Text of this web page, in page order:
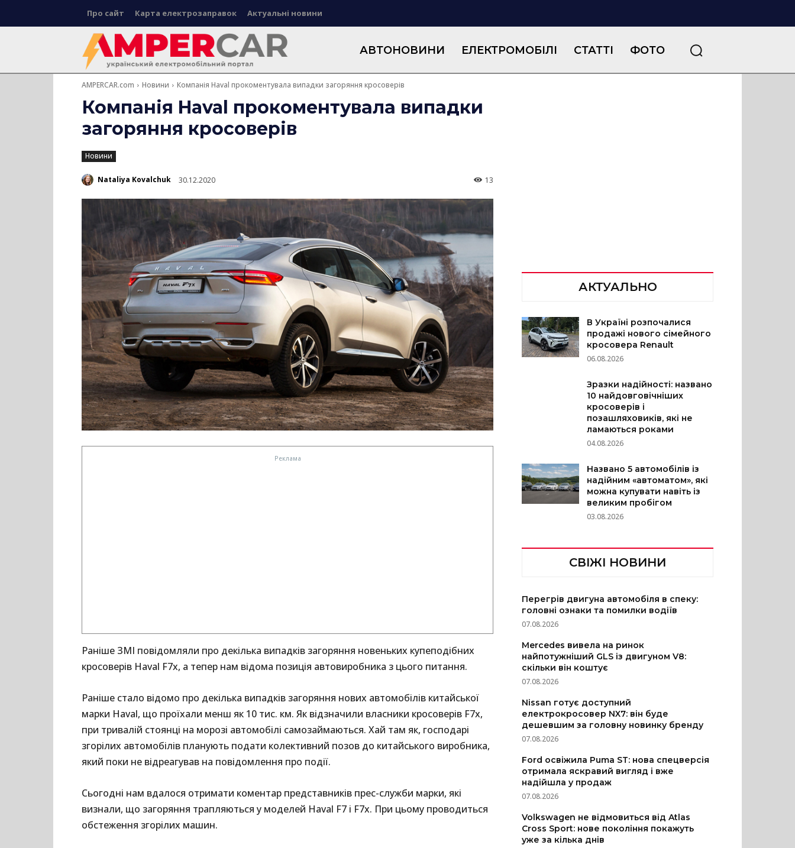
Про сайт Карта електрозаправок Актуальні новини
АВТОНОВИНИ ЕЛЕКТРОМОБІЛІ СТАТТІ ФОТО
AMPERCAR.com Новини Компанія Haval прокоментувала випадки загоряння кросоверів
Компанія Haval прокоментувала випадки
загоряння кросоверів
Новини
Nataliya Kovalchuk 30.12.2020 13
Раніше ЗМІ повідомляли про декілька випадків загоряння новеньких купеподібних
кросоверів Haval F7x, а тепер нам відома позиція автовиробника з цього питання.
Раніше стало відомо про декілька випадків загоряння нових автомобілів китайської
марки Haval, що проїхали менш як 10 тис. км. Як відзначили власники кросоверів F7x,
при тривалій стоянці на морозі автомобілі самозаймаються. Хай там як, господарі
згорілих автомобілів планують подати колективний позов до китайського виробника,
який поки не відреагував на повідомлення про події.
Сьогодні нам вдалося отримати коментар представників прес-служби марки, які
визнали, що загоряння трапляються у моделей Haval F7 і F7x. При цьому проводиться
обстеження згорілих машин.
АКТУАЛЬНО
В Україні розпочалися
продажі нового сімейного
кросовера Renault
06.08.2026
Зразки надійності: названо
10 найдовговічніших
кросоверів і
позашляховиків, які не
ламаються роками
04.08.2026
Названо 5 автомобілів із
надійним «автоматом», які
можна купувати навіть із
великим пробігом
03.08.2026
СВІЖІ НОВИНИ
Перегрів двигуна автомобіля в спеку:
головні ознаки та помилки водіїв
07.08.2026
Mercedes вивела на ринок
найпотужніший GLS із двигуном V8:
скільки він коштує
07.08.2026
Nissan готує доступний
електрокросовер NX7: він буде
дешевшим за головну новинку бренду
07.08.2026
Ford освіжила Puma ST: нова спецверсія
отримала яскравий вигляд і вже
надійшла у продаж
07.08.2026
Volkswagen не відмовиться від Atlas
Cross Sport: нове покоління покажуть
уже за кілька днів